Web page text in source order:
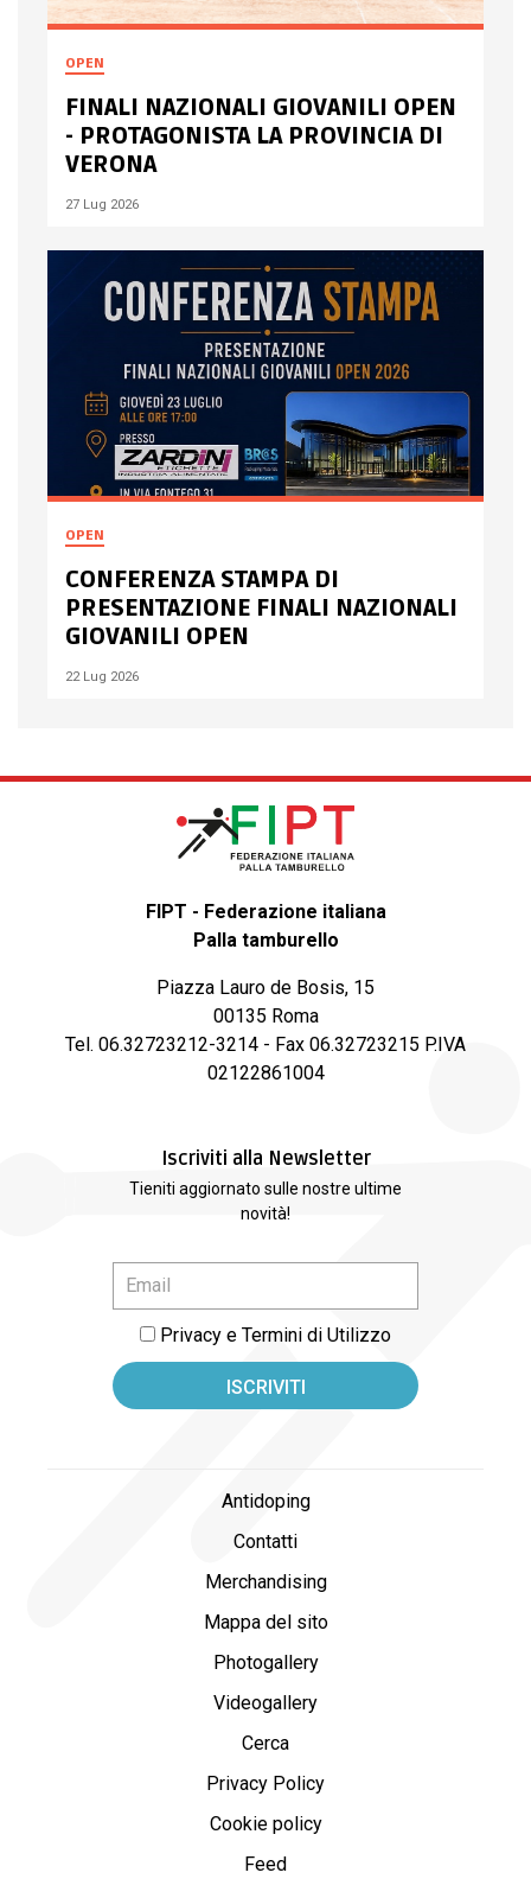
OPEN
FINALI NAZIONALI GIOVANILI OPEN
- PROTAGONISTA LA PROVINCIA DI
VERONA
27 Lug 2026
OPEN
CONFERENZA STAMPA DI
PRESENTAZIONE FINALI NAZIONALI
GIOVANILI OPEN
22 Lug 2026
FIPT - Federazione italiana
Palla tamburello
Piazza Lauro de Bosis, 15
00135 Roma
Tel. 06.32723212-3214 - Fax 06.32723215 P.IVA
02122861004
Iscriviti alla Newsletter
Tieniti aggiornato sulle nostre ultime
novità!
Privacy e Termini di Utilizzo
Antidoping
Contatti
Merchandising
Mappa del sito
Photogallery
Videogallery
Cerca
Privacy Policy
Cookie policy
Feed